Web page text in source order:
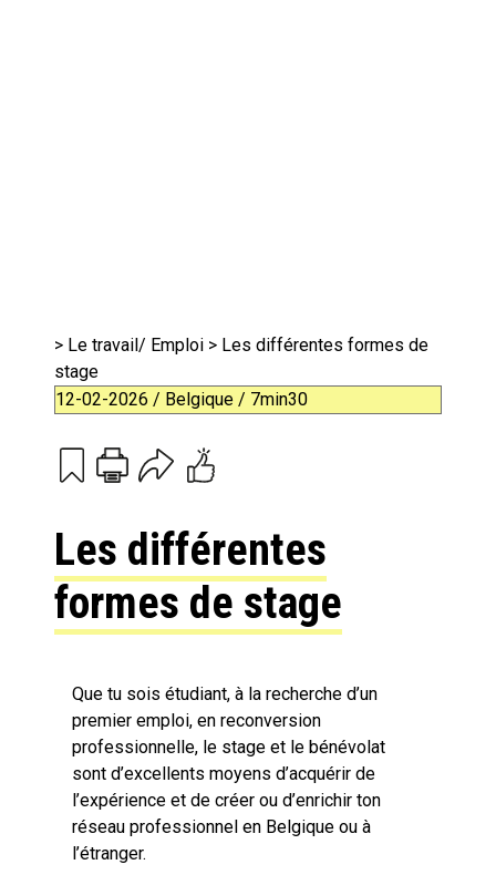
> Le travail/ Emploi > Les différentes formes de
stage
12-02-2026 / Belgique / 7min30
PrintEmail
Les différentes
formes de stage
Que tu sois étudiant, à la recherche d’un
premier emploi, en reconversion
professionnelle, le stage et le bénévolat
sont d’excellents moyens d’acquérir de
l’expérience et de créer ou d’enrichir ton
réseau professionnel en Belgique ou à
l’étranger.